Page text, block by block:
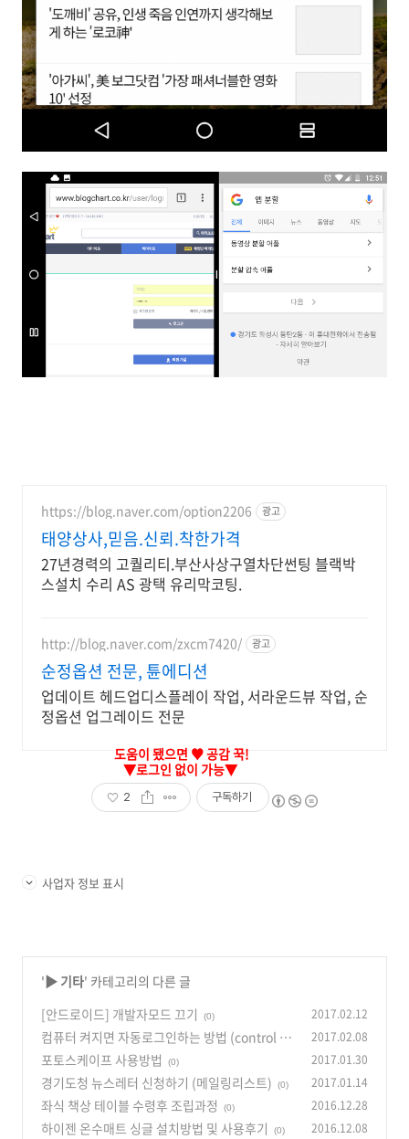
https://blog.naver.com/option2206 광고
태양상사,믿음.신뢰.착한가격
27년경력의 고퀄리티.부산사상구열차단썬팅 블랙박
스설치 수리 AS 광택 유리막코팅.
http://blog.naver.com/zxcm7420/ 광고
순정옵션 전문, 튠에디션
업데이트 헤드업디스플레이 작업, 서라운드뷰 작업, 순
정옵션 업그레이드 전문
2 구독하기
사업자 정보 표시
'▶ 기타' 카테고리의 다른 글
[안드로이드] 개발자모드 끄기
(0) 2017.02.12
컴퓨터 켜지면 자동로그인하는 방법 (control us
erpasswords2 명령)
(0)
2017.02.08
포토스케이프 사용방법 (0) 2017.01.30
경기도청 뉴스레터 신청하기 (메일링리스트) (0) 2017.01.14
좌식 책상 테이블 수령후 조립과정 (0) 2016.12.28
하이젠 온수매트 싱글 설치방법 및 사용후기 (0) 2016.12.08